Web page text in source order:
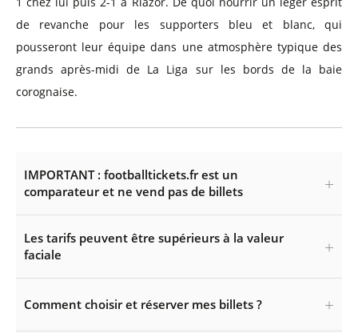
de revanche pour les supporters bleu et blanc, qui
pousseront leur équipe dans une atmosphère typique des
grands après-midi de La Liga sur les bords de la baie
corognaise.
IMPORTANT : footballtickets.fr est un
comparateur et ne vend pas de billets
Les tarifs peuvent être supérieurs à la valeur
faciale
Comment choisir et réserver mes billets ?